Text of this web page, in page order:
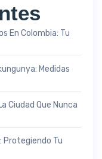
En Colombia: Tu
Medidas
Ciudad Que Nunca
Protegiendo Tu